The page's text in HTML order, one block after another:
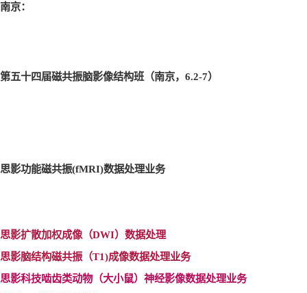
南京：
第五十四届磁共振脑影像结构班（南京，6.2-7）
思影功能磁共振(fMRI)数据处理业务
思影扩散加权成像（DWI）数据处理
思影脑结构磁共振（T1)成像数据处理业务
思影科技啮齿类动物（大小鼠）神经影像数据处理业务